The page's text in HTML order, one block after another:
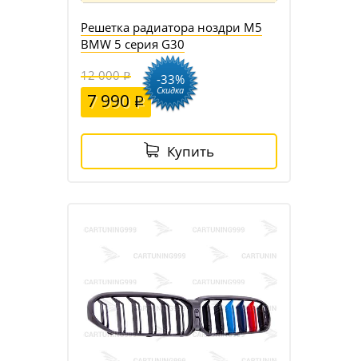
Решетка радиатора ноздри M5
BMW 5 серия G30
12 000
7 990
-33%
Скидка
Купить